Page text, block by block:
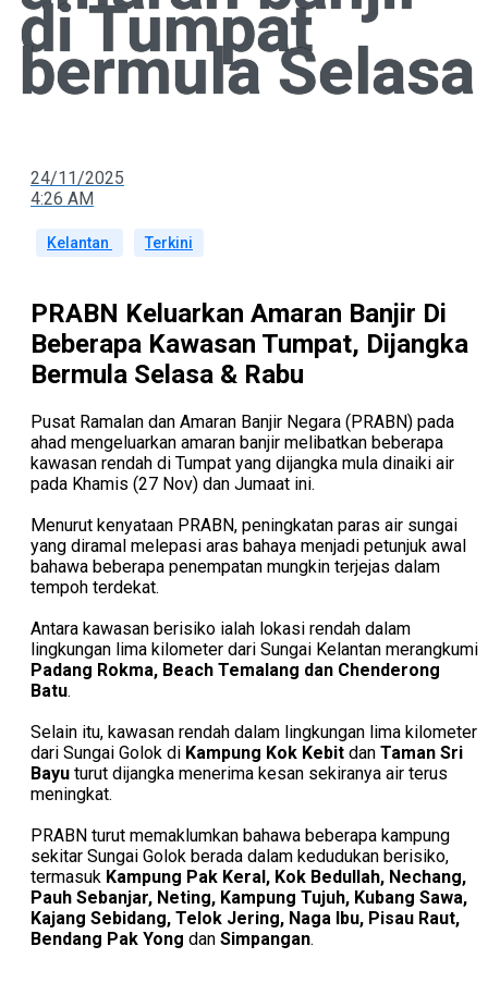
di Tumpat
bermula Selasa
24/11/2025
4:26 AM
Kelantan Terkini
PRABN Keluarkan Amaran Banjir Di
Beberapa Kawasan Tumpat, Dijangka
Bermula Selasa & Rabu
Pusat Ramalan dan Amaran Banjir Negara (PRABN) pada
ahad mengeluarkan amaran banjir melibatkan beberapa
kawasan rendah di Tumpat yang dijangka mula dinaiki air
pada Khamis (27 Nov) dan Jumaat ini.
Menurut kenyataan PRABN, peningkatan paras air sungai
yang diramal melepasi aras bahaya menjadi petunjuk awal
bahawa beberapa penempatan mungkin terjejas dalam
tempoh terdekat.
Antara kawasan berisiko ialah lokasi rendah dalam
lingkungan lima kilometer dari Sungai Kelantan merangkumi
Padang Rokma, Beach Temalang dan Chenderong
Batu.
Selain itu, kawasan rendah dalam lingkungan lima kilometer
dari Sungai Golok di Kampung Kok Kebit dan Taman Sri
Bayu turut dijangka menerima kesan sekiranya air terus
meningkat.
PRABN turut memaklumkan bahawa beberapa kampung
sekitar Sungai Golok berada dalam kedudukan berisiko,
termasuk Kampung Pak Keral, Kok Bedullah, Nechang,
Pauh Sebanjar, Neting, Kampung Tujuh, Kubang Sawa,
Kajang Sebidang, Telok Jering, Naga Ibu, Pisau Raut,
Bendang Pak Yong dan Simpangan.